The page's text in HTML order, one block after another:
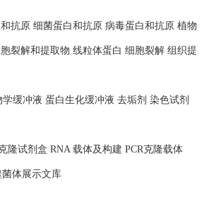
抗原 细菌蛋白和抗原 病毒蛋白和抗原 植物
裂解和提取物 线粒体蛋白 细胞裂解 组织提
学缓冲液 蛋白生化缓冲液 去垢剂 染色试剂
隆试剂盒 RNA 载体及构建 PCR克隆载体
体展示文库